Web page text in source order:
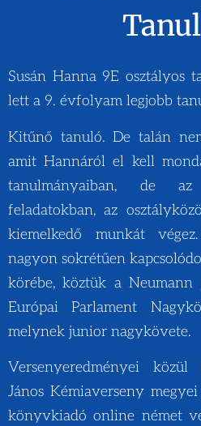
Susán Hanna 9E osztályos
lett a 9. évfolyam legjobb
Kitűnő tanuló. De talán
amit Hannáról el kell
tanulmányaiban, de
feladatokban, az
kiemelkedő munkát
nagyon sokrétűen
körébe, köztük a
Európai Parlament
melynek junior nagykövete.
Versenyeredményei
János Kémiaverseny
könyvkiadó online német